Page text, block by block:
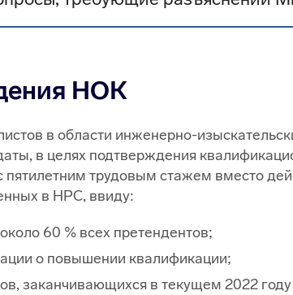
НОК
в области инженерно-
в целях подтверждения
пятилетним трудовым стажем вместо
в НРС, ввиду:
60 % всех претендентов;
о повышении квалификации;
заканчивающихся в текущем 2022